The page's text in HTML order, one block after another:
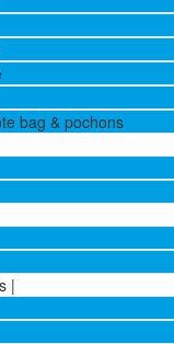
bag & pochons
|